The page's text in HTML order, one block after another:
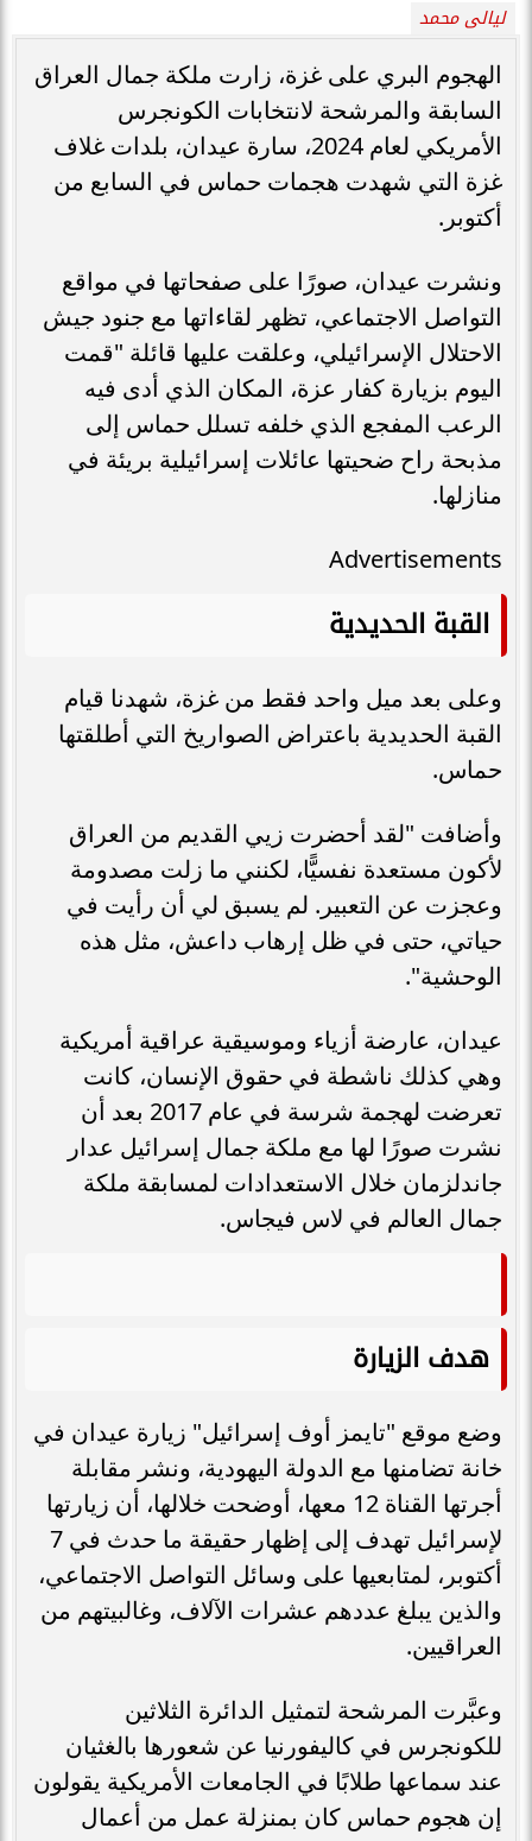
ليالى محمد
الهجوم البري على غزة، زارت ملكة جمال العراق
السابقة والمرشحة لانتخابات الكونجرس
الأمريكي لعام 2024، سارة عيدان، بلدات غلاف
غزة التي شهدت هجمات حماس في السابع من
أكتوبر.
ونشرت عيدان، صورًا على صفحاتها في مواقع
التواصل الاجتماعي، تظهر لقاءاتها مع جنود جيش
الاحتلال الإسرائيلي، وعلقت عليها قائلة "قمت
اليوم بزيارة كفار عزة، المكان الذي أدى فيه
الرعب المفجع الذي خلفه تسلل حماس إلى
مذبحة راح ضحيتها عائلات إسرائيلية بريئة في
منازلها.
Advertisements
القبة الحديدية
وعلى بعد ميل واحد فقط من غزة، شهدنا قيام
القبة الحديدية باعتراض الصواريخ التي أطلقتها
حماس.
وأضافت "لقد أحضرت زيي القديم من العراق
لأكون مستعدة نفسيًّا، لكنني ما زلت مصدومة
وعجزت عن التعبير. لم يسبق لي أن رأيت في
حياتي، حتى في ظل إرهاب داعش، مثل هذه
الوحشية".
عيدان، عارضة أزياء وموسيقية عراقية أمريكية
وهي كذلك ناشطة في حقوق الإنسان، كانت
تعرضت لهجمة شرسة في عام 2017 بعد أن
نشرت صورًا لها مع ملكة جمال إسرائيل عدار
جاندلزمان خلال الاستعدادات لمسابقة ملكة
جمال العالم في لاس فيجاس.
هدف الزيارة
وضع موقع "تايمز أوف إسرائيل" زيارة عيدان في
خانة تضامنها مع الدولة اليهودية، ونشر مقابلة
أجرتها القناة 12 معها، أوضحت خلالها، أن زيارتها
لإسرائيل تهدف إلى إظهار حقيقة ما حدث في 7
أكتوبر، لمتابعيها على وسائل التواصل الاجتماعي،
والذين يبلغ عددهم عشرات الآلاف، وغالبيتهم من
العراقيين.
وعبَّرت المرشحة لتمثيل الدائرة الثلاثين
للكونجرس في كاليفورنيا عن شعورها بالغثيان
عند سماعها طلابًا في الجامعات الأمريكية يقولون
إن هجوم حماس كان بمنزلة عمل من أعمال